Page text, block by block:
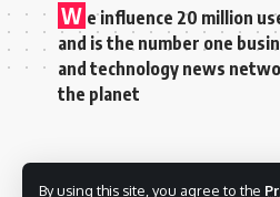
By using this site, you agree to the
W e influence 20 million
and is the number one
and technology news
the planet